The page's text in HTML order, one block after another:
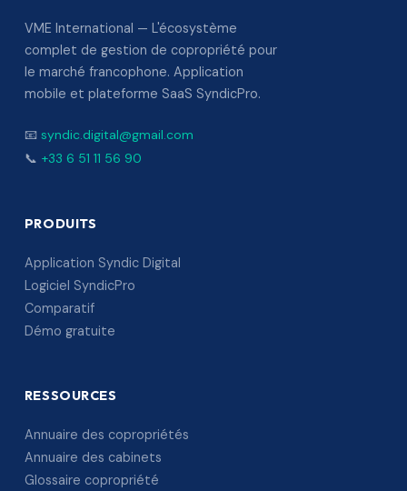
VME International — L'écosystème
complet de gestion de copropriété pour
le marché francophone. Application
mobile et plateforme SaaS SyndicPro.
📧 syndic.digital@gmail.com
📞 +33 6 51 11 56 90
PRODUITS
Application Syndic Digital
Logiciel SyndicPro
Comparatif
Démo gratuite
RESSOURCES
Annuaire des copropriétés
Annuaire des cabinets
Glossaire copropriété